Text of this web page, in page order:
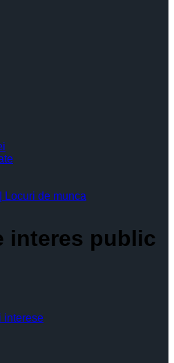
Locuri de munca
interes public
interese